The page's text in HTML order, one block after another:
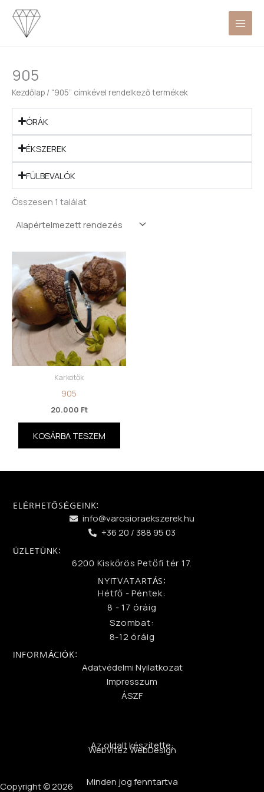
Skip
content
905
Kezdőlap / “905” címkével rendelkező termékek
ÓRÁK
ÉKSZEREK
FÜLBEVALÓK
Összesen 1 találat
Karkötők
905
20.000 Ft
KOSÁRBA TESZEM
ELÉRHETŐSÉGEINK:
info@varosioraekszerek.hu
+36 20 / 388 95 03
ÜZLETÜNK:
6200 Kiskőrös Petőfi tér 17.
NYITVATARTÁS:
Hétfő - Péntek:
8 - 17 óráig
Szombat:
8-12 óráig
INFORMÁCIÓK:
Adatvédelmi Nyilatkozat
Impresszum
ÁSZF
Az oldalt készítette:
WebVitéz WebDesign
Minden jog fenntartva
Copyright © 2026